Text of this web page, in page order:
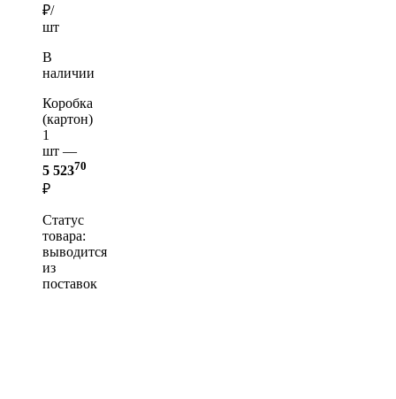
₽/
шт
В
наличии
Коробка
(картон)
1
шт —
5 52370
₽
Статус
товара:
выводится
из
поставок